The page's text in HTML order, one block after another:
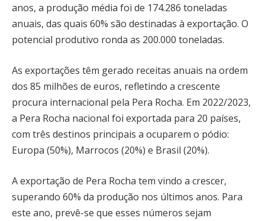
anos, a produção média foi de 174.286 toneladas
anuais, das quais 60% são destinadas à exportação. O
potencial produtivo ronda as 200.000 toneladas.
As exportações têm gerado receitas anuais na ordem
dos 85 milhões de euros, refletindo a crescente
procura internacional pela Pera Rocha. Em 2022/2023,
a Pera Rocha nacional foi exportada para 20 países,
com três destinos principais a ocuparem o pódio:
Europa (50%), Marrocos (20%) e Brasil (20%).
A exportação de Pera Rocha tem vindo a crescer,
superando 60% da produção nos últimos anos. Para
este ano, prevê-se que esses números sejam